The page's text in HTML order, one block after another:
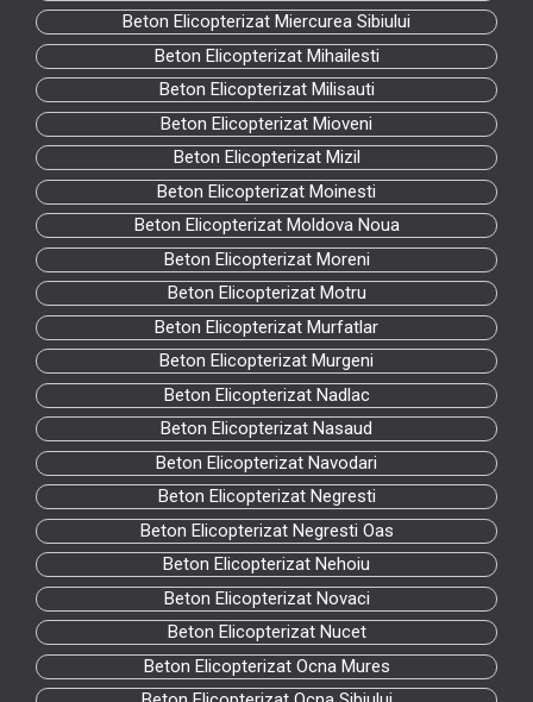
Beton Elicopterizat Miercurea Sibiului
Beton Elicopterizat Mihailesti
Beton Elicopterizat Milisauti
Beton Elicopterizat Mioveni
Beton Elicopterizat Mizil
Beton Elicopterizat Moinesti
Beton Elicopterizat Moldova Noua
Beton Elicopterizat Moreni
Beton Elicopterizat Motru
Beton Elicopterizat Murfatlar
Beton Elicopterizat Murgeni
Beton Elicopterizat Nadlac
Beton Elicopterizat Nasaud
Beton Elicopterizat Navodari
Beton Elicopterizat Negresti
Beton Elicopterizat Negresti Oas
Beton Elicopterizat Nehoiu
Beton Elicopterizat Novaci
Beton Elicopterizat Nucet
Beton Elicopterizat Ocna Mures